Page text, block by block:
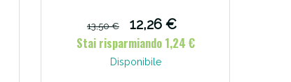
13,50 €
12,26 €
Stai risparmiando 1,24 €
Disponibile